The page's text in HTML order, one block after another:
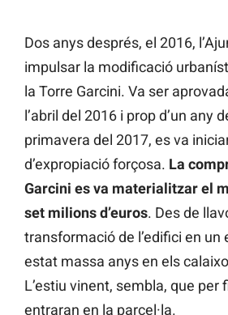
Dos anys després, el 2016,
impulsar la modificació
la Torre Garcini. Va ser
l’abril del 2016 i prop d’un any
primavera del 2017, es va
d’expropiació forçosa. La
Garcini es va materialitzar el
set milions d’euros. Des de
transformació de l’edifici en un
estat massa anys en els
L’estiu vinent, sembla, que per
entraran en la parcel·la.